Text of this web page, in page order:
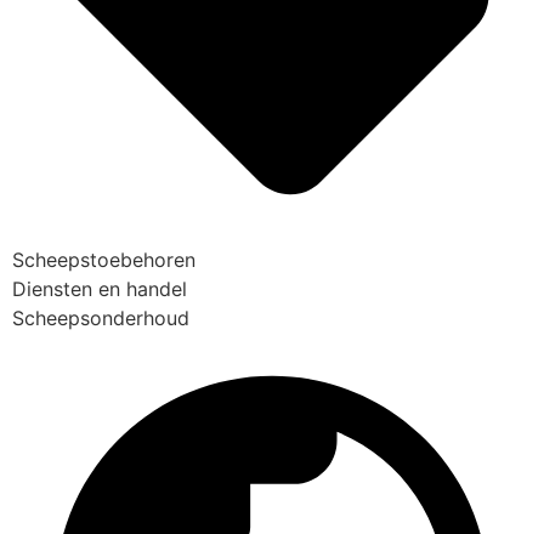
Scheepstoebehoren
Diensten en handel
Scheepsonderhoud